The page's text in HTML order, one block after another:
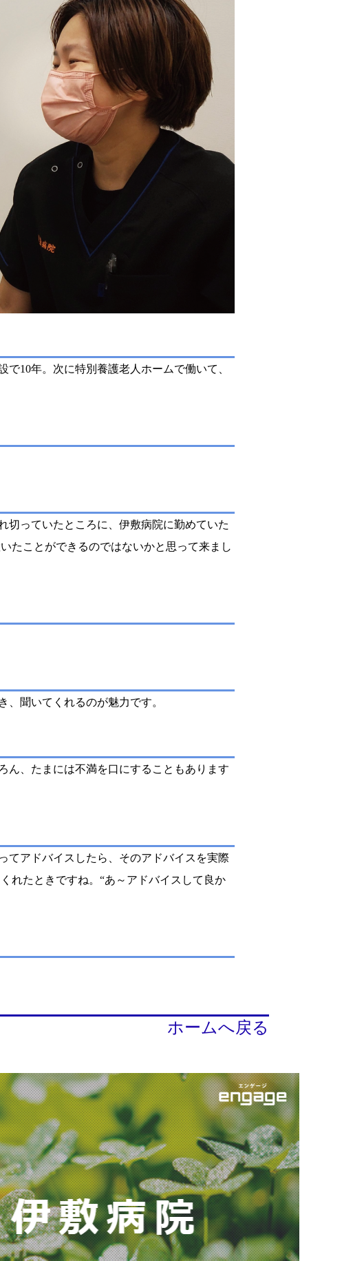
10年。次に特別養護老人ホームで働いて、
切っていたところに、伊敷病院に勤めていた
たことができるのではないかと思って来まし
聞いてくれるのが魅力です。
ん、たまには不満を口にすることもあります
てアドバイスしたら、そのアドバイスを実際
れたときですね。“あ～アドバイスして良か
ホームへ戻る